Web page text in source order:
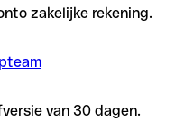
zakelijke rekening.
van 30 dagen.